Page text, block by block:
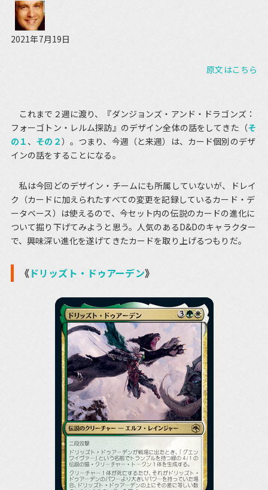
2021年7月19日
原文はこちら
これまで２週に渡り、『ダンジョンズ・アンド・ドラゴンズ：
フォーゴトン・レルム探訪』のデザイン全体の話をしてきた（そ
の１ 、 その２）。つまり、今週（と来週）は、カード個別のデザ
インの話をすることになる。
私は今回どのデザイン・チームにも所属していないが、ドレイ
ク（カードに加えられたすべての変更を記録しているカード・デ
ータベース）は使えるので、今セット内の伝説のカードの進化に
ついて掘り下げてみようと思う。人気のあるD&Dのキャラクター
で、興味深い進化を遂げてきたカードを取り上げるつもりだ。
《ドリッズト・ドゥアーデン》